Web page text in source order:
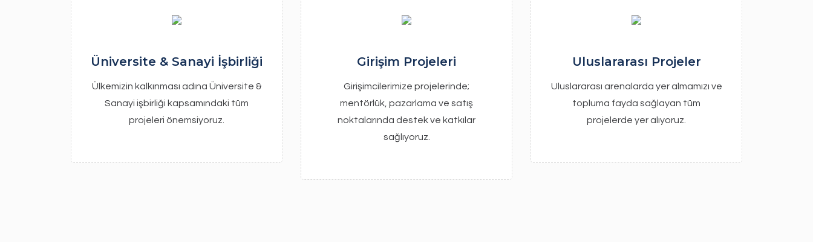
Üniversite & Sanayi İşbirliği
Ülkemizin kalkınması adına Üniversite &
Sanayi işbirliği kapsamındaki tüm
projeleri önemsiyoruz.
Girişim Projeleri
Girişimcilerimize projelerinde;
mentörlük, pazarlama ve satış
noktalarında destek ve katkılar
sağlıyoruz.
Uluslararası Projeler
Uluslararası arenalarda yer almamızı ve
topluma fayda sağlayan tüm
projelerde yer alıyoruz.